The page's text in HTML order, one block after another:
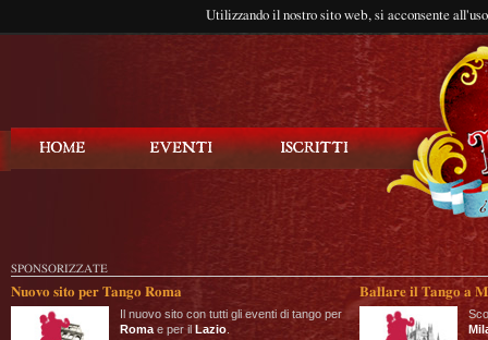
Utilizzando il nostro sito web, si acconsente
SPONSORIZZATE
Nuovo sito per Tango Roma
Il nuovo sito con tutti gli eventi di tango per
Roma e per il Lazio
Ballare il Tango a